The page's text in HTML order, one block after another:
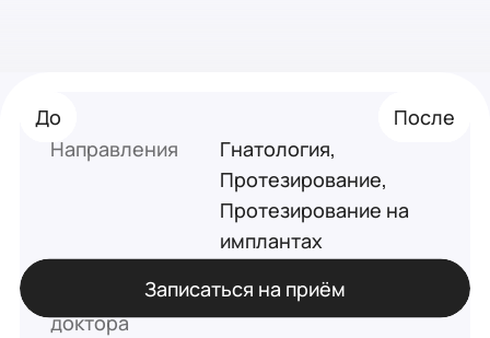
Записаться на приём
Направления
Гнатология,
Протезирование,
Протезирование на
имплантах
Опыт работы
доктора
7 лет
До После
До После
До После